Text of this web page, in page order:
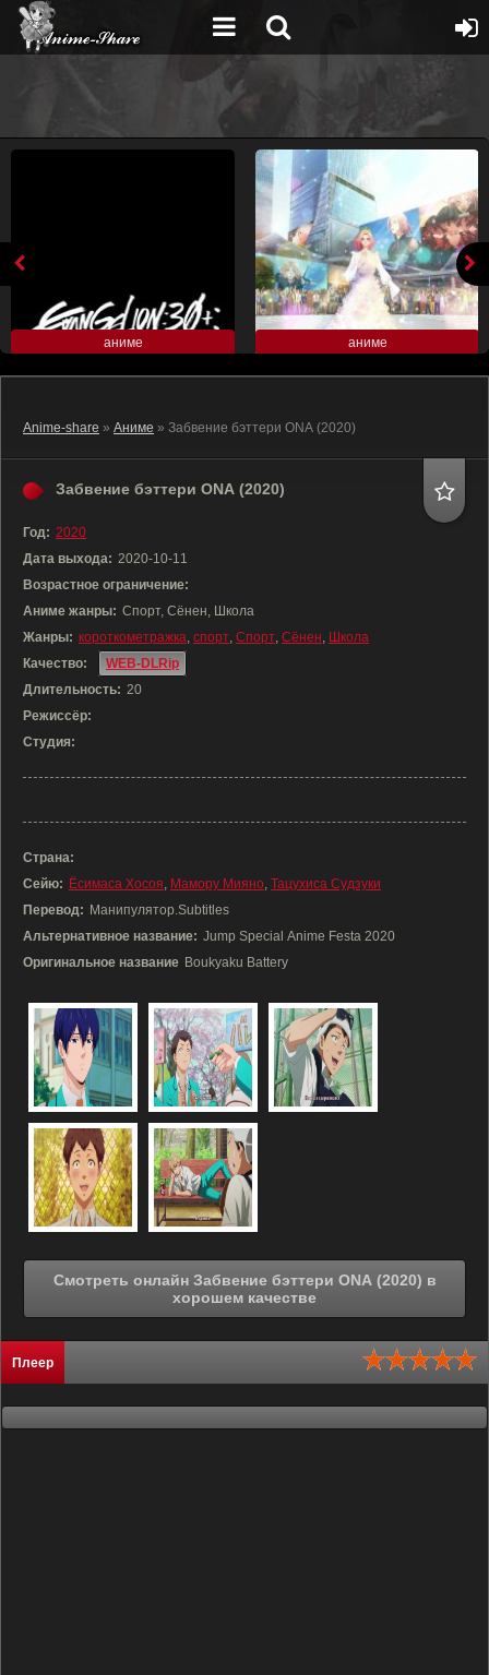
аниме аниме
Anime-share » Аниме » Забвение бэттери ONA (2020)
Забвение бэттери ONA (2020)
Год: 2020
Дата выхода: 2020-10-11
Возрастное ограничение:
Аниме жанры: Спорт, Сёнен, Школа
Жанры: короткометражка, спорт, Спорт, Сёнен, Школа
Качество:
WEB-DLRip
Длительность: 20
Режиссёр:
Студия:
Страна:
Сейю: Ёсимаса Хосоя, Мамору Мияно, Тацухиса Судзуки
Перевод: Манипулятор.Subtitles
Альтернативное название: Jump Special Anime Festa 2020
Оригинальное название Boukyaku Battery
Смотреть онлайн Забвение бэттери ONA (2020) в
хорошем качестве
Плеер